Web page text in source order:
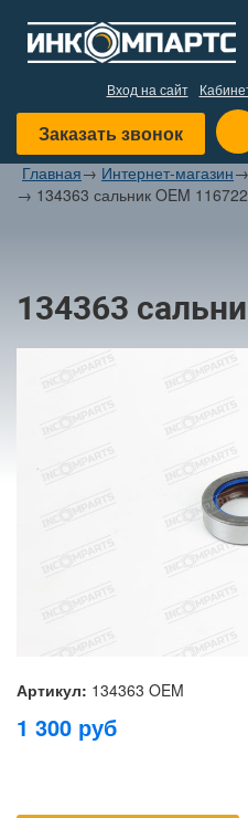
Вход на сайт
Заказать звонок
Главная→ Интернет-магазин→
→ 134363 сальник OEM 116722
134363
Артикул: 134363 OEM
1 300 руб